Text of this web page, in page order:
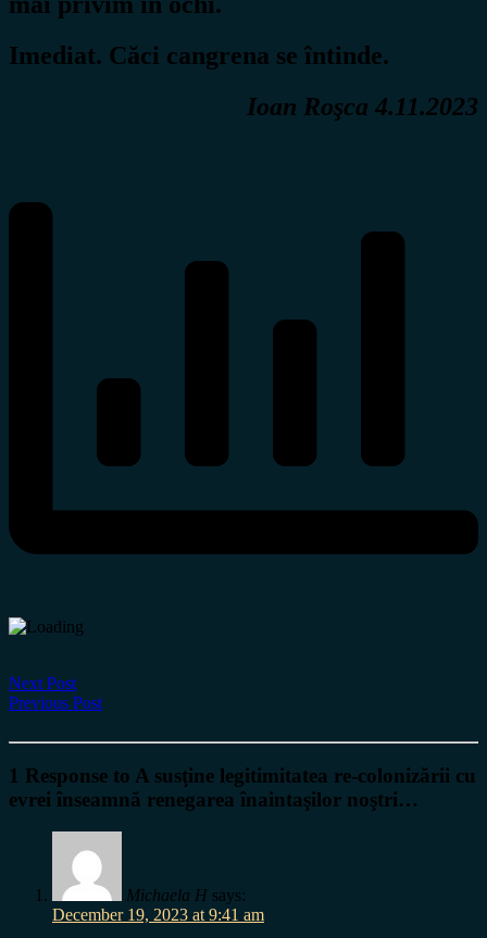
Imediat. Căci cangrena se întinde.
Ioan Roşca 4.11.2023
Next Post
Previous Post
1 Response to A susţine legitimitatea re-colonizării cu
evrei înseamnă renegarea înaintaşilor noştri…
Michaela H says:
December 19, 2023 at 9:41 am